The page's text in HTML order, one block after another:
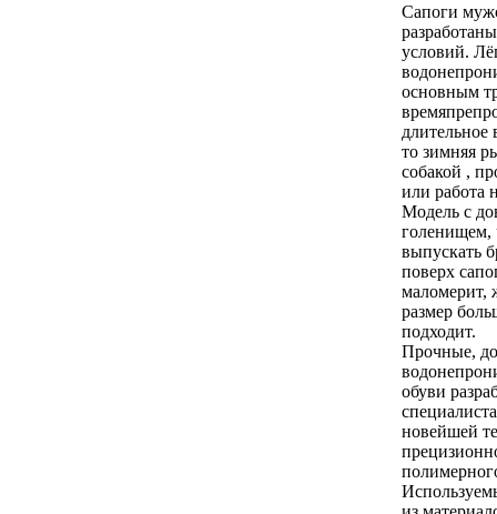
Сапоги
условий.
основным
длительное
то зимняя
собакой ,
или работа
Модель с
голенищем,
выпускать
поверх
маломерит,
размер
подходит.
Прочные,
обуви
новейшей